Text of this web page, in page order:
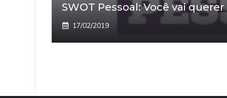
SWOT Pessoal: Você vai
17/02/2019